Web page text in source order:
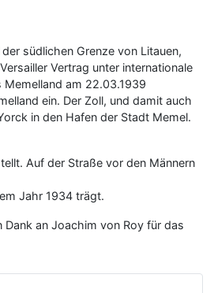
südlichen Grenze von Litauen,
Vertrag unter internationale
am 22.03.1939
ein. Der Zoll, und damit auch
in den Hafen der Stadt Memel.
Auf der Straße vor den Männern
Jahr 1934 trägt.
Dank an Joachim von Roy für das